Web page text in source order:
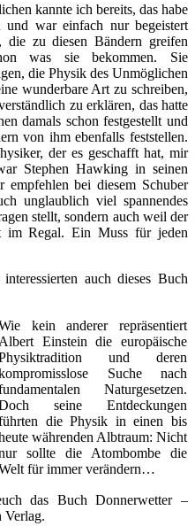
kannte ich bereits, das habe
war einfach nur begeistert
zu diesen Bändern greifen
was sie bekommen. Sie
die Physik des Unmöglichen
wunderbare Art zu schreiben,
zu erklären, das hatte
damals schon festgestellt und
von ihm ebenfalls feststellen.
der es geschafft hat, mir
Stephen Hawking in seinen
bei diesem Schuber
unglaublich viel spannendes
stellt, sondern auch weil der
im Regal. Ein Muss für jeden
auch dieses Buch
kein anderer repräsentiert
Albert Einstein die europäische
und deren
Suche nach
Naturgesetzen.
seine Entdeckungen
die Physik in einen bis
währenden Albtraum: Nicht
sollte die Atombombe die
für immer verändern…
das Buch Donnerwetter –
Verlag.